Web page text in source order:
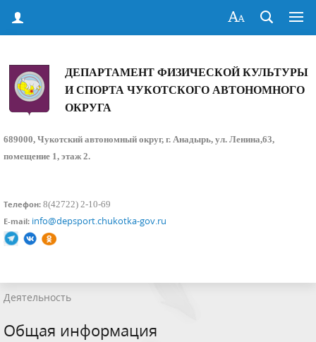
ДЕПАРТАМЕНТ ФИЗИЧЕСКОЙ КУЛЬТУРЫ
И СПОРТА ЧУКОТСКОГО АВТОНОМНОГО
ОКРУГА
689000, Чукотский автономный округ, г. Анадырь, ул. Ленина,63,
помещение 1, этаж 2.
Телефон: 8(42722) 2-10-69
E-mail: info@depsport.chukotka-gov.ru
Деятельность
Общая информация